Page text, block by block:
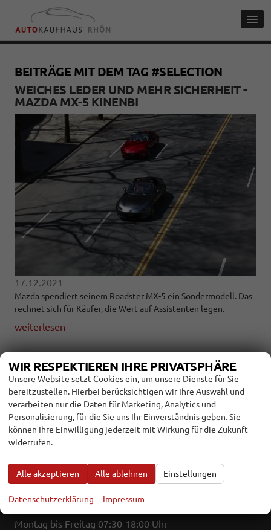
BEITRÄGE MIT DEM TAG #SELECTION
WEICHES LEDER UND MEHR SICHERHEIT -
MAZDA MX-5 KINENBI
17.12.2021
Mazda spendiert seinem Roadster MX-5 ein Sondermodell. Das
rechnet sich für Käufer, die Wert auf Assistenten legen.
weiterlesen
Autokaufhaus Rhön GmbH
Paulinenstr. 1 b
97645 Ostheim
Telefon: 09777/9122-0
E-Mail:info@autokaufhausrhoen.de
Öffnungszeiten
Montag bis Freitag 07:30-18:00 Uhr
WIR RESPEKTIEREN IHRE PRIVATSPHÄRE
Unsere Website setzt Cookies ein, um unsere Dienste für Sie
bereitzustellen. Hierbei berücksichtigen wir Ihre Auswahl und
verarbeiten nur die Daten für Marketing, Analytics und
Personalisierung, für die Sie uns Ihr Einverständnis geben. Sie
können Ihre Einwilligung jederzeit mit Wirkung für die Zukunft
widerrufen.
Alle akzeptieren Alle ablehnen Einstellungen
Datenschutzerklärung Impressum